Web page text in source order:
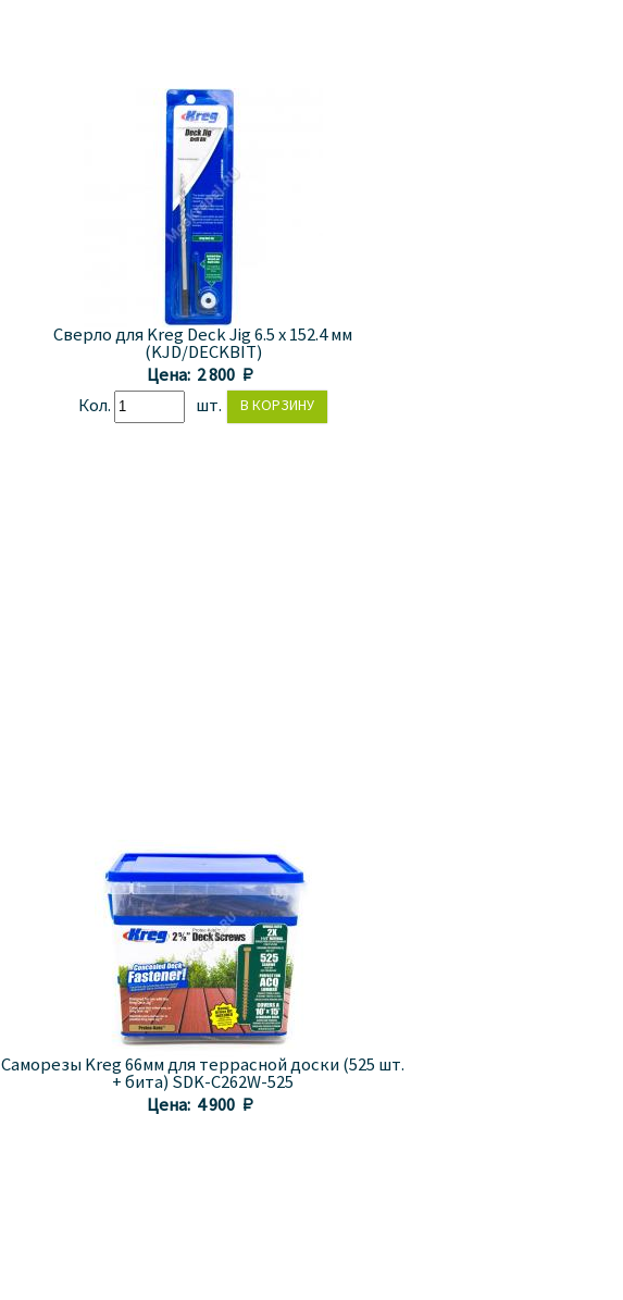
Сверло для Kreg Deck Jig 6.5 x 152.4 мм
(KJD/DECKBIT)
Цена: 2 800 
Кол.
шт.
Саморезы Kreg 66мм для террасной доски (525 шт.
+ бита) SDK-C262W-525
Цена: 4 900 